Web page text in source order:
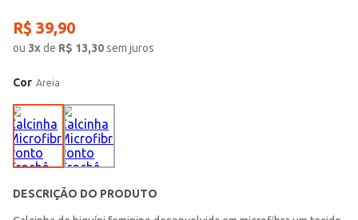
R$ 39,90
ou 3xde R$ 13,30sem juros
Cor Areia
DESCRIÇÃO DO PRODUTO